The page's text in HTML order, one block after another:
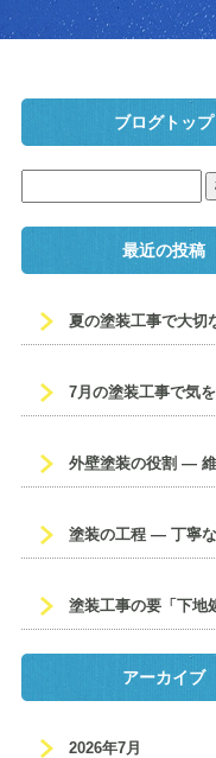
ブログトップ
最近の投稿
アーカイブ
2026年7月